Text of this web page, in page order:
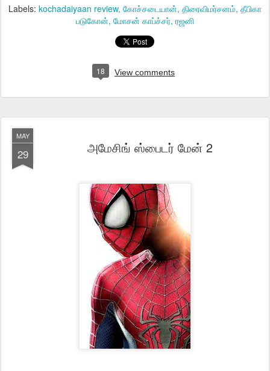
Labels: kochadaiyaan review கோச்சடையான் திரைவிமர்சனம் தீபிகா
படுகோன் மோசன் காப்ச்சர் ரஜனி
18 View comments
MAY
29 அமேசிங் ஸ்பைடர் மேன் 2